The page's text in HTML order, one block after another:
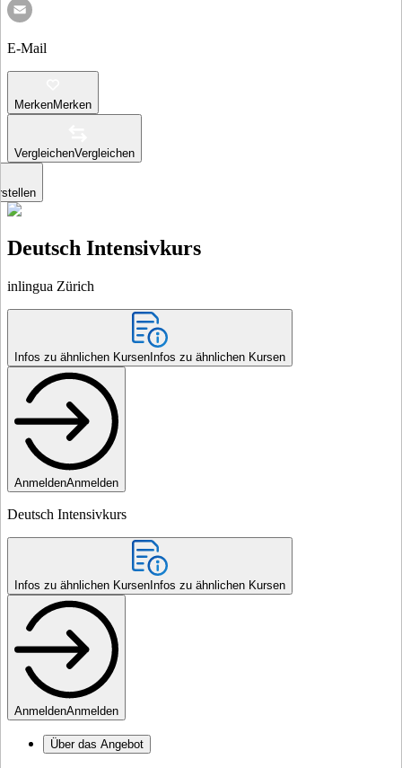
E-Mail
MerkenMerken
VergleichenVergleichen
Deutsch Intensivkurs
inlingua Zürich
Infos zu ähnlichen Kursen Infos zu ähnlichen Kursen
AnmeldenAnmelden
Deutsch Intensivkurs
Infos zu ähnlichen Kursen Infos zu ähnlichen Kursen
AnmeldenAnmelden
Über das Angebot